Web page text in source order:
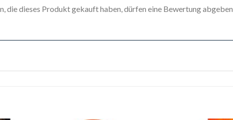
die dieses Produkt gekauft haben, dürfen eine Bewertung abgeben.